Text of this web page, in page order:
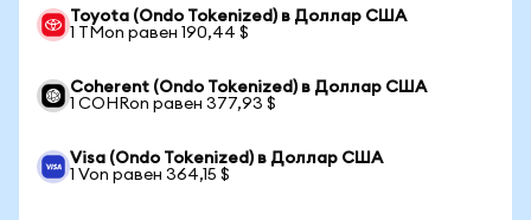
Toyota (Ondo Tokenized) в Доллар США
1 TMon равен 190,44 $
Coherent (Ondo Tokenized) в Доллар США
1 COHRon равен 377,93 $
Visa (Ondo Tokenized) в Доллар США
1 Von равен 364,15 $